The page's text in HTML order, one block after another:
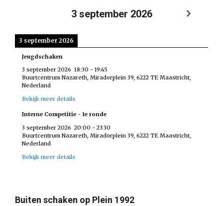
3 september 2026
3 september 2026
Jeugdschaken
3 september 2026 18:30 - 19:45
Buurtcentrum Nazareth, Miradorplein 39, 6222 TE Maastricht,
Nederland
Bekijk meer details
Interne Competitie - 1e ronde
3 september 2026 20:00 - 23:30
Buurtcentrum Nazareth, Miradorplein 39, 6222 TE Maastricht,
Nederland
Bekijk meer details
Buiten schaken op Plein 1992